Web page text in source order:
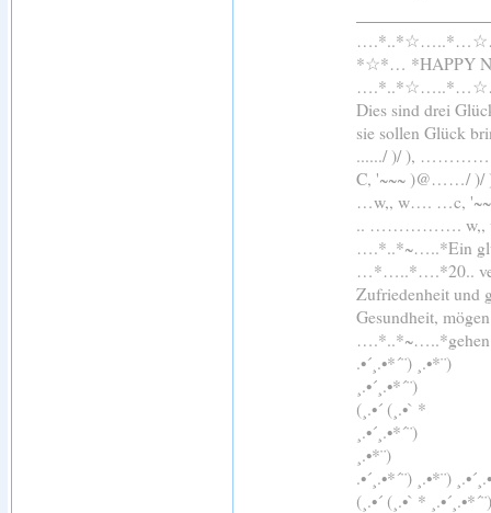
*☆*… *HAPPY
Dies sind drei
sie sollen Glück
....../ )/ ),
C, '~~~ )@……/
…w,, w…. …c,
.. …………….
….*..*~…..*Ein
…*…..*….*20..
Zufriedenheit
Gesundheit,
.•´¸.•*´¨) ¸.•*¨)
¸.•´¸.•*´¨)
(¸.•´ (¸.•` *
¸.•´¸.•*´¨)
¸.•*¨)
.•´¸.•*´¨) ¸.•*¨)
(¸.•´ (¸.•` *